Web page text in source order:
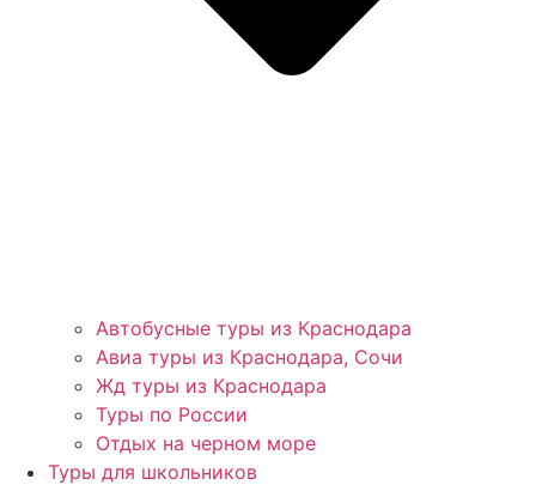
Автобусные туры из Краснодара
Авиа туры из Краснодара, Сочи
Жд туры из Краснодара
Туры по России
Отдых на черном море
Туры для школьников